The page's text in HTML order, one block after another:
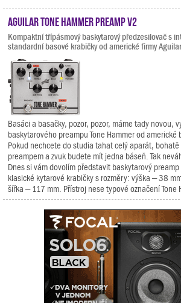
Aguilar Tone Hammer Preamp V2
Kompaktní třípásmový baskytarový předzesilovač s
standardní basové krabičky od americké firmy
Basáci a basačky, pozor, pozor, máme tady novou,
baskytarového preampu Tone Hammer od americké
Pokud nechcete do studia tahat celý aparát,
preampem a zvuk budete mít jedna báseň. Tak
Dnes si vám dovolím představit baskytarový
klasické kytarové krabičky s rozměry: výška – 38
šířka – 117 mm. Přístroj nese typové označení Tone